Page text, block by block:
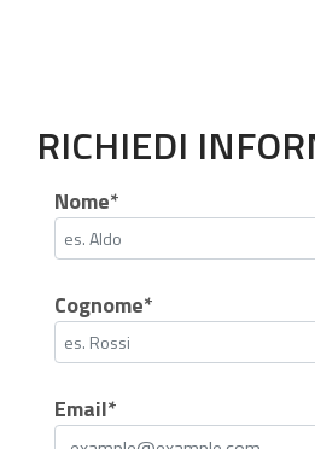
RICHIEDI
Nome*
Cognome*
Email*